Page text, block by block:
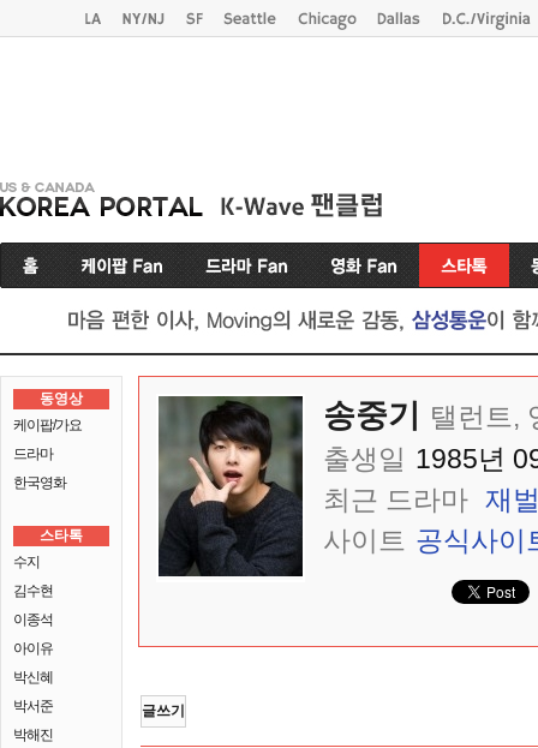
동영상
케이팝/가요
드라마
한국영화
스타톡
수지
김수현
이종석
아이유
박신혜
박서준
박해진
송중기
탤런트,
출생일 1985년
최근 드라마 재
사이트 공식사이
글쓰기